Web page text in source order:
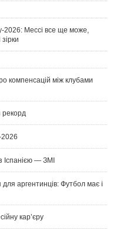
2026: Мессі все ще може,
компенсацій між клубами
рекорд
2026
— ЗМІ
аргентинців: Футбол має і
кар’єру